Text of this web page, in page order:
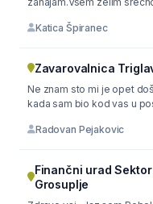
Katica Špiranec
Zavarovalnica
Ne znam sto mi je opet
kada sam bio kod vas u
Radovan Pejakovic
Finančni urad
Grosuplje